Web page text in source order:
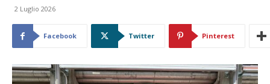
2 Luglio 2026
Facebook Twitter Pinterest